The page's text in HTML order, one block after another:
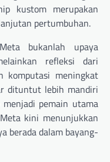
kustom merupakan
pertumbuhan.
bukanlah upaya
refleksi dari
komputasi meningkat
dituntut lebih mandiri
pemain utama
kini menunjukkan
berada dalam bayang-